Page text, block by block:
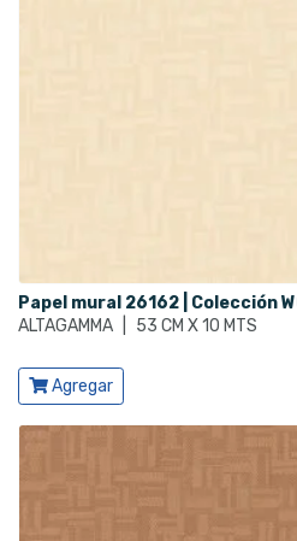
Papel mural 26162 | Colección
ALTAGAMMA
53 CM X 10 MTS
Ver producto
Agregar